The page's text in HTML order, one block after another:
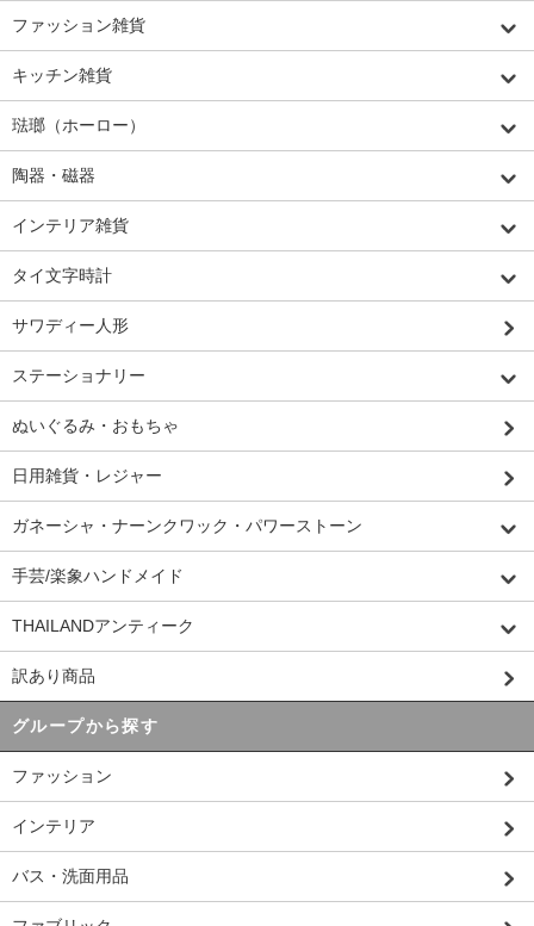
ファッション雑貨
キッチン雑貨
琺瑯（ホーロー）
陶器・磁器
インテリア雑貨
タイ文字時計
サワディー人形
ステーショナリー
ぬいぐるみ・おもちゃ
日用雑貨・レジャー
ガネーシャ・ナーンクワック・パワーストーン
手芸/楽象ハンドメイド
THAILANDアンティーク
訳あり商品
グループから探す
ファッション
インテリア
バス・洗面用品